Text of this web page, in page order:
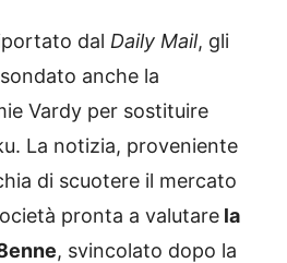
dal Daily Mail, gli
anche la
Vardy per sostituire
La notizia, proveniente
di scuotere il mercato
pronta a valutare la
, svincolato dopo la